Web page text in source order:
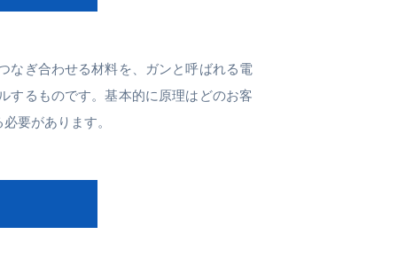
なぎ合わせる材料を、ガンと呼ばれる電
するものです。基本的に原理はどのお客
要があります。